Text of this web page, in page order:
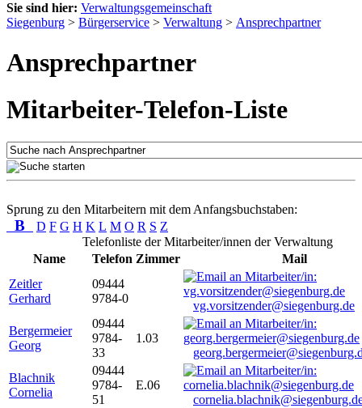
Sie sind hier: Verwaltungsgemeinschaft
Siegenburg > Bürgerservice > Verwaltung > Ansprechpartner
Ansprechpartner
Mitarbeiter-Telefon-Liste
Sprung zu den Mitarbeitern mit dem Anfangsbuchstaben:
B D F G H K L M O R S Z
Telefonliste der Mitarbeiter/innen der Verwaltung
Name
Telefon Zimmer
Mail
Zeitler
Gerhard
09444
9784-0
vg.vorsitzender@siegenburg.de
Bergermeier
Georg
09444
9784-
33
1.03
Blachnik
Cornelia
09444
9784-
51
E.06